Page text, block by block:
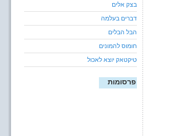
בצק אלים
דברים בעלמה
הבל הבלים
חומוס להמונים
טיקטאק יוצא לאכול
פרסומות